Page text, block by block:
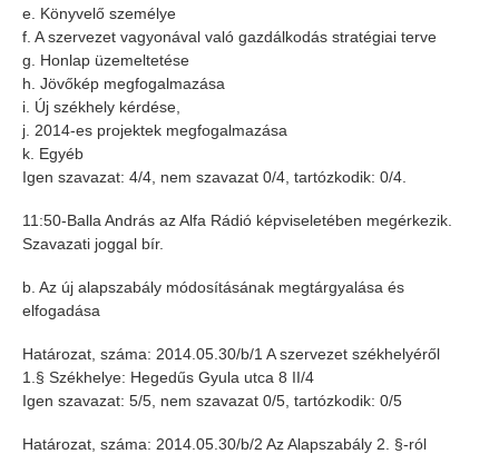
e. Könyvelő személye
f. A szervezet vagyonával való gazdálkodás stratégiai terve
g. Honlap üzemeltetése
h. Jövőkép megfogalmazása
i. Új székhely kérdése,
j. 2014-es projektek megfogalmazása
k. Egyéb
Igen szavazat: 4/4, nem szavazat 0/4, tartózkodik: 0/4.
11:50-Balla András az Alfa Rádió képviseletében megérkezik.
Szavazati joggal bír.
b. Az új alapszabály módosításának megtárgyalása és
elfogadása
Határozat, száma: 2014.05.30/b/1 A szervezet székhelyéről
1.§ Székhelye: Hegedűs Gyula utca 8 II/4
Igen szavazat: 5/5, nem szavazat 0/5, tartózkodik: 0/5
Határozat, száma: 2014.05.30/b/2 Az Alapszabály 2. §-ról